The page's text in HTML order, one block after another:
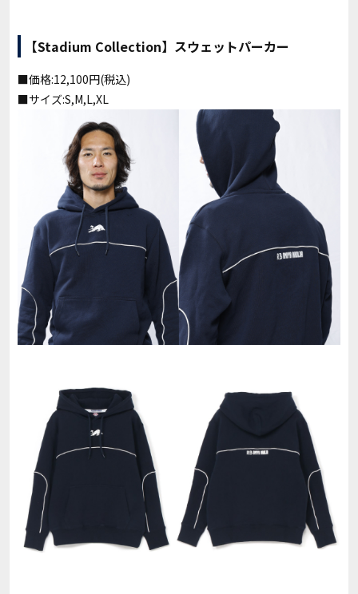
【Stadium Collection】スウェットパーカー
■価格:12,100円(税込)
■サイズ:S,M,L,XL